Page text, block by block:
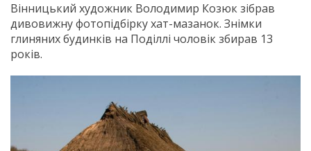
Вінницький художник Володимир Козюк зібрав
дивовижну фотопідбірку хат-мазанок. Знімки
глиняних будинків на Поділлі чоловік збирав 13
років.